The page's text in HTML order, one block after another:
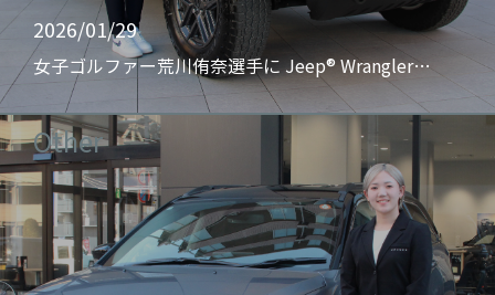
2026/01/29
女子ゴルファー荒川侑奈選手に Jeep® Wrangler…
Other